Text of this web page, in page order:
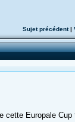
Sujet précédent|
cette Europale Cup